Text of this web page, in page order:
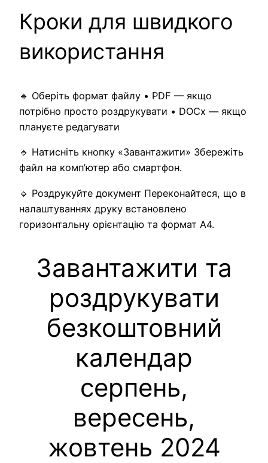
Кроки для швидкого
використання
🔹 Оберіть формат файлу • PDF — якщо
потрібно просто роздрукувати • DOCx — якщо
плануєте редагувати
🔹 Натисніть кнопку «Завантажити» Збережіть
файл на комп’ютер або смартфон.
🔹 Роздрукуйте документ Переконайтеся, що в
налаштуваннях друку встановлено
горизонтальну орієнтацію та формат A4.
Завантажити та
роздрукувати
безкоштовний
календар
серпень,
вересень,
жовтень 2024